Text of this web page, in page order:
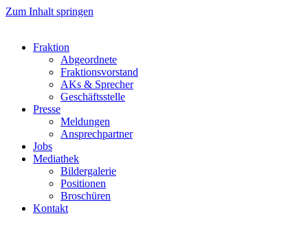
Zum Inhalt springen
Fraktion
Abgeordnete
Fraktions­vorstand
AKs & Sprecher
Geschäftsstelle
Presse
Meldungen
Ansprechpartner
Jobs
Mediathek
Bildergalerie
Positionen
Broschüren
Kontakt